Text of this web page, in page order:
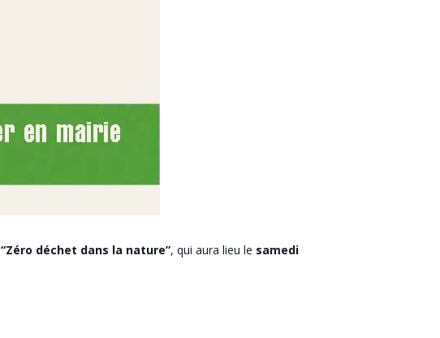
“Zéro déchet dans la nature”, qui aura lieu le samedi